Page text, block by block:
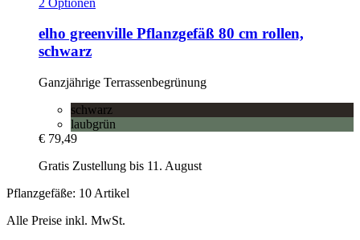
elho greenville Pflanzgefäß 80 cm rollen,
schwarz
Ganzjährige Terrassenbegrünung
schwarz
laubgrün
€ 79,49
Gratis Zustellung bis 11. August
Pflanzgefäße: 10 Artikel
Alle Preise inkl. MwSt.